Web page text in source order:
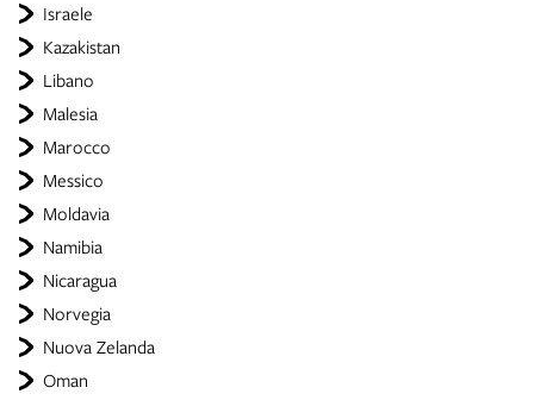
Israele
Kazakistan
Libano
Malesia
Marocco
Messico
Moldavia
Namibia
Nicaragua
Norvegia
Nuova Zelanda
Oman